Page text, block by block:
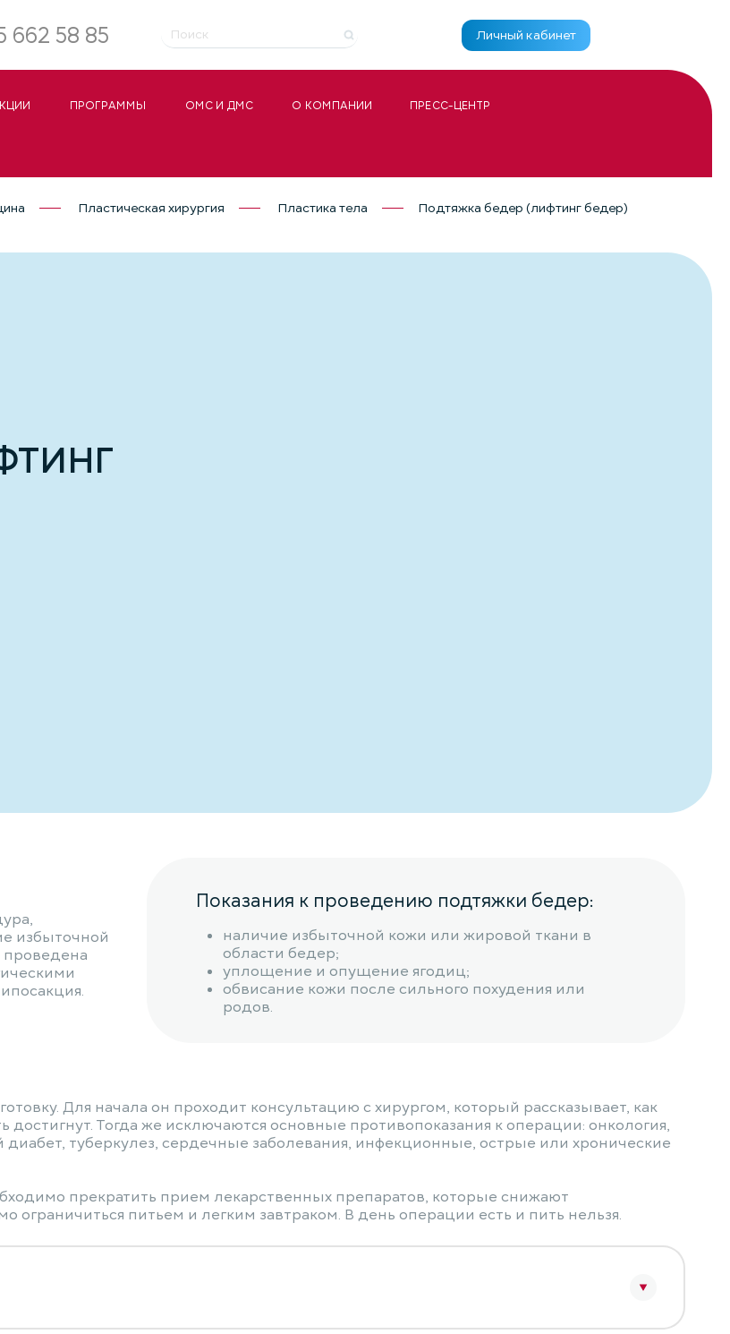
662 58 85 Личный кабинет
ПРОГРАММЫ ОМС И ДМС О КОМПАНИИ ПРЕСС-ЦЕНТР
Пластическая хирургия Пластика тела Подтяжка бедер (лифтинг бедер)
избыточной
Показания к проведению подтяжки бедер:
наличие избыточной кожи или жировой ткани в
области бедер;
уплощение и опущение ягодиц;
обвисание кожи после сильного похудения или
родов.
Для начала он проходит консультацию с хирургом, который рассказывает, как
Тогда же исключаются основные противопоказания к операции: онкология,
туберкулез, сердечные заболевания, инфекционные, острые или хронические
прекратить прием лекарственных препаратов, которые снижают
ограничиться питьем и легким завтраком. В день операции есть и пить нельзя.